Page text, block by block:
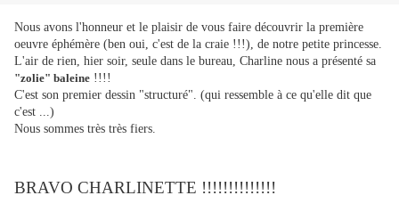
Nous avons l'honneur et le plaisir de vous faire découvrir la première
oeuvre éphémère (ben oui, c'est de la craie !!!), de notre petite princesse.
L'air de rien, hier soir, seule dans le bureau, Charline nous a présenté sa
"zolie" baleine !!!!
C'est son premier dessin "structuré". (qui ressemble à ce qu'elle dit que
c'est ...)
Nous sommes très très fiers.
BRAVO CHARLINETTE !!!!!!!!!!!!!!